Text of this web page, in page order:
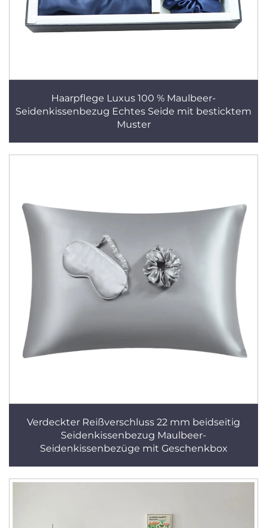
Haarpflege Luxus 100 % Maulbeer-
Seidenkissenbezug Echtes Seide mit besticktem
Muster
Verdeckter Reißverschluss 22 mm beidseitig
Seidenkissenbezug Maulbeer-
Seidenkissenbezüge mit Geschenkbox